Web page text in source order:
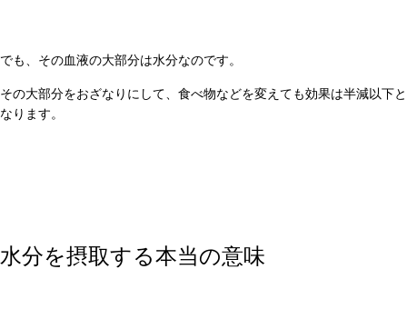
でも、その血液の大部分は水分なのです。
その大部分をおざなりにして、食べ物などを変えても効果は半減以下と
なります。
水分を摂取する本当の意味